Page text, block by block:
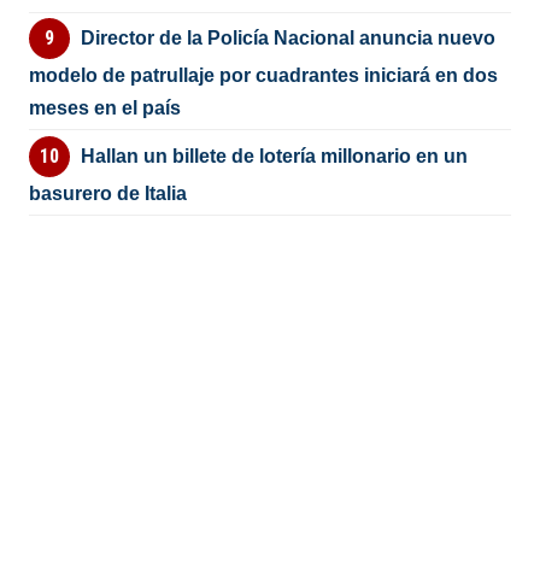
Director de la Policía Nacional anuncia nuevo
modelo de patrullaje por cuadrantes iniciará en dos
meses en el país
Hallan un billete de lotería millonario en un
basurero de Italia